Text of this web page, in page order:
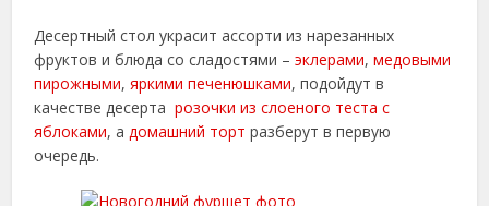
Десертный стол украсит ассорти из нарезанных
фруктов и блюда со сладостями –эклерами,медовыми
пирожными,яркими печенюшками, подойдут в
качестве десертарозочки из слоеного теста с
яблоками, а домашний торт разберут в первую
очередь.